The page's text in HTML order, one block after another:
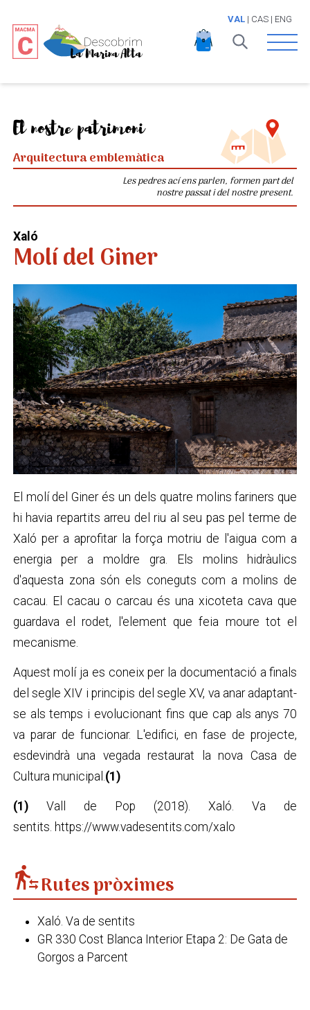
VAL| CAS| ENG
Open
El nostre patrimoni
Arquitectura emblemàtica
Les pedres ací ens parlen, formen part del
nostre passat i del nostre present.
Xaló
Molí del Giner
El molí del Giner és un dels quatre molins fariners que
hi havia repartits arreu del riu al seu pas pel terme de
Xaló per a aprofitar la força motriu de l'aigua com a
energia per a moldre gra. Els molins hidràulics
d'aquesta zona són els coneguts com a molins de
cacau. El cacau o carcau és una xicoteta cava que
guardava el rodet, l'element que feia moure tot el
mecanisme.
Aquest molí ja es coneix per la documentació a finals
del segle XIV i principis del segle XV, va anar adaptant-
se als temps i evolucionant fins que cap als anys 70
va parar de funcionar. L'edifici, en fase de projecte,
esdevindrà una vegada restaurat la nova Casa de
Cultura municipal. (1)
(1) Vall de Pop (2018). Xaló. Va de
sentits. https://www.vadesentits.com/xalo
transfer_within_a_stationRutes pròximes
Xaló. Va de sentits
GR 330 Cost Blanca Interior Etapa 2: De Gata de
Gorgos a Parcent